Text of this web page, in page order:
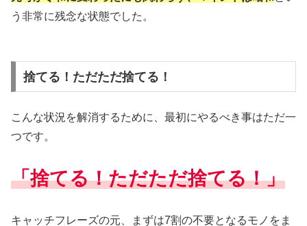
う非常に残念な状態でした。
捨てる！ただただ捨てる！
こんな状況を解消するために、最初にやるべき事はただ一
つです。
「捨てる！ただただ捨てる！」
キャッチフレーズの元、まずは7割の不要となるモノをま